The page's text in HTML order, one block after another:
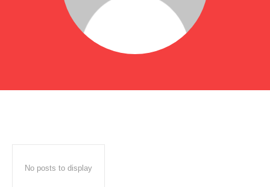
No posts to display